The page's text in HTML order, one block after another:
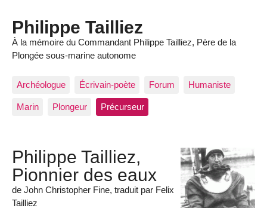
Philippe Tailliez
À la mémoire du Commandant Philippe Tailliez, Père de la
Plongée sous-marine autonome
Archéologue Écrivain-poète Forum Humaniste
Marin Plongeur Précurseur
Philippe Tailliez,
Pionnier des eaux
de John Christopher Fine, traduit par Felix
Tailliez